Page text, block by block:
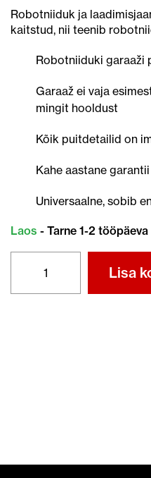
Robotniiduk ja
kaitstud, nii teenib
Robotniiduki garaaži
Garaaž ei vaja
mingit hooldust
Kõik puitdetailid on
Kahe aastane garantii
Universaalne, sobib
Laos - Tarne 1-2 tööpäeva
Lisa